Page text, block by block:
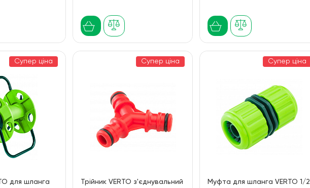
Супер ціна
для шланга
Супер ціна
Трійник VERTO з'єднувальний
Супер ціна
Муфта для шланга VERTO 1/2